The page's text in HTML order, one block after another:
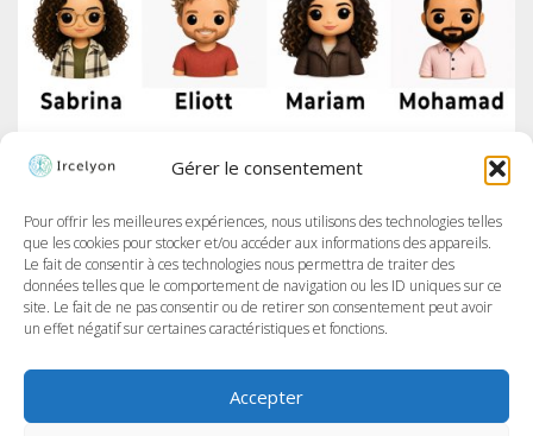
Gérer le consentement
Pour offrir les meilleures expériences, nous utilisons des technologies telles
que les cookies pour stocker et/ou accéder aux informations des appareils.
Le fait de consentir à ces technologies nous permettra de traiter des
données telles que le comportement de navigation ou les ID uniques sur ce
site. Le fait de ne pas consentir ou de retirer son consentement peut avoir
un effet négatif sur certaines caractéristiques et fonctions.
Accepter
À LA UNE
IRCELYON LANCE SON PROGRAMME DES AMBASSADEURS SUR LINKEDIN
À Ircelyon, nous formons les chercheur·e·s de demain, et aujourd’hui,
à travers un tout nouveau programme : les Ambassadeurs et
Ambassadrices d’Ircelyon !...